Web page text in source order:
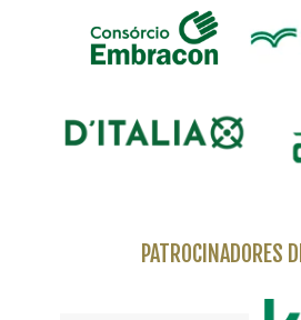
PATROCINADORES